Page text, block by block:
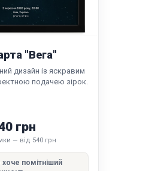
"Вега"
дизайн із яскравим
подачею зірок.
грн
— від 540 грн
хоче помітніший